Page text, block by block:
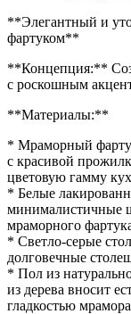
**Элегантный и
фартуком**
**Концепция:**
с роскошным
**Материалы:**
* Мраморный
с красивой
цветовую гамму
* Белые
минималистичные
мраморного
* Светло-серые
долговечные
* Пол из
из дерева вносит
гладкостью